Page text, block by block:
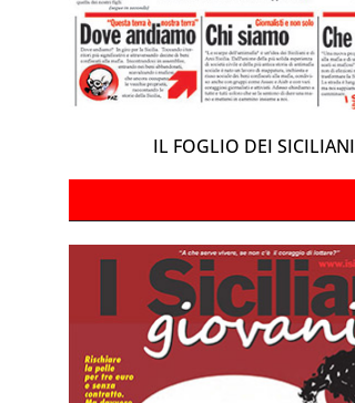
IL FOGLIO DEI SICILIANI